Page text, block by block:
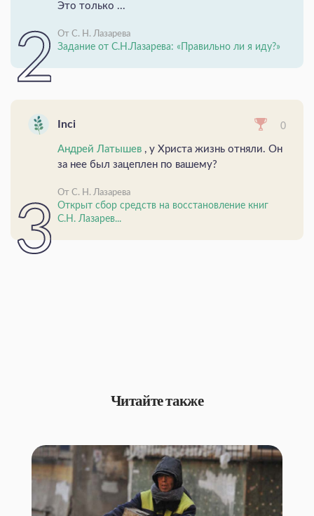
Это только ...
От С. Н. Лазарева
Задание от С.Н.Лазарева: «Правильно ли я иду?»
Inci 0
Андрей Латышев , у Христа жизнь отняли. Он
за нее был зацеплен по вашему?
От С. Н. Лазарева
Открыт сбор средств на восстановление книг
С.Н. Лазарев...
Читайте также